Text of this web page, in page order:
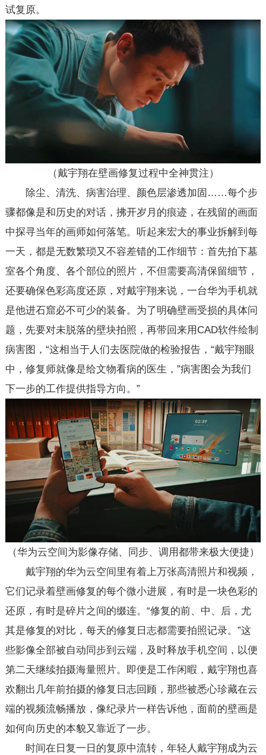
试复原。
（戴宇翔在壁画修复过程中全神贯注）
除尘、清洗、病害治理、颜色层渗透加固……每个步
骤都像是和历史的对话，拂开岁月的痕迹，在残留的画面
中探寻当年的画师如何落笔。听起来宏大的事业拆解到每
一天，都是无数繁琐又不容差错的工作细节：首先拍下墓
室各个角度、各个部位的照片，不但需要高清保留细节，
还要确保色彩高度还原，对戴宇翔来说，一台华为手机就
是他进石窟必不可少的装备。为了明确壁画受损的具体问
题，先要对未脱落的壁块拍照，再带回来用CAD软件绘制
病害图，“这相当于人们去医院做的检验报告，“戴宇翔眼
中，修复师就像是给文物看病的医生，”病害图会为我们
下一步的工作提供指导方向。”
（华为云空间为影像存储、同步、调用都带来极大便捷）
戴宇翔的华为云空间里有着上万张高清照片和视频，
它们记录着壁画修复的每个微小进展，有时是一块色彩的
还原，有时是碎片之间的缀连。“修复的前、中、后，尤
其是修复的对比，每天的修复日志都需要拍照记录。”这
些影像全部被自动同步到云端，及时释放手机空间，以便
第二天继续拍摄海量照片。即便是工作闲暇，戴宇翔也喜
欢翻出几年前拍摄的修复日志回顾，那些被悉心珍藏在云
端的视频流畅播放，像纪录片一样告诉他，面前的壁画是
如何向历史的本貌又靠近了一步。
时间在日复一日的复原中流转，年轻人戴宇翔成为云